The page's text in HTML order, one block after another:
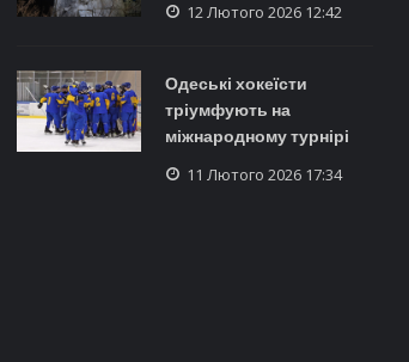
12 Лютого 2026 12:42
Одеські хокеїсти
тріумфують на
міжнародному турнірі
11 Лютого 2026 17:34